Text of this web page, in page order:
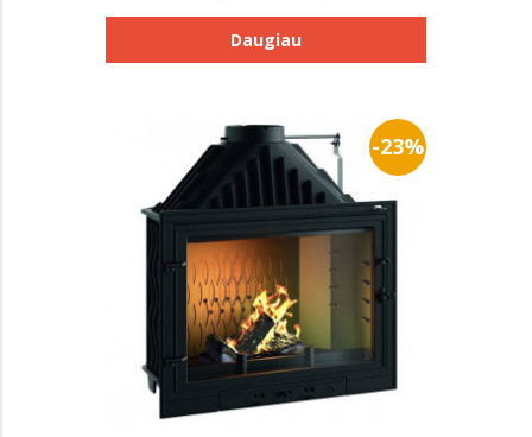
Daugiau
-23%